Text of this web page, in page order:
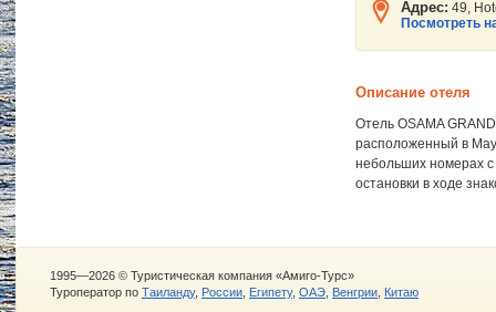
Адрес: 49,
Посмотреть
Описание отеля
Отель OSAMA
расположенный в
небольших номерах с
остановки в ходе
1995—2026 © Туристическая компания «Амиго-Турс»
Туроператор по Таиланду, России Египету, ОАЭ Венгрии Китаю